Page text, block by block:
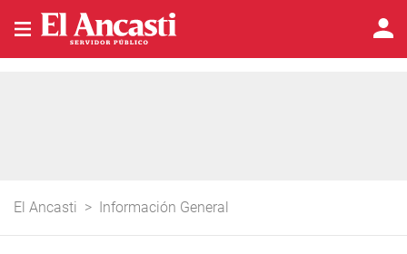
El Ancasti > Información General